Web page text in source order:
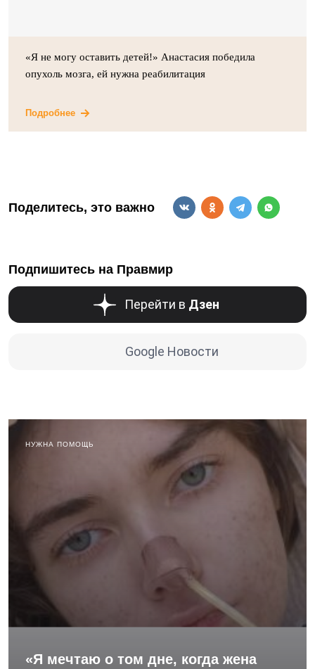
«Я не могу оставить детей!» Анастасия победила
опухоль мозга, ей нужна реабилитация
Подробнее
Поделитесь, это важно
Подпишитесь на Правмир
Перейти в Дзен
Google Новости
НУЖНА ПОМОЩЬ
«Я мечтаю о том дне, когда жена